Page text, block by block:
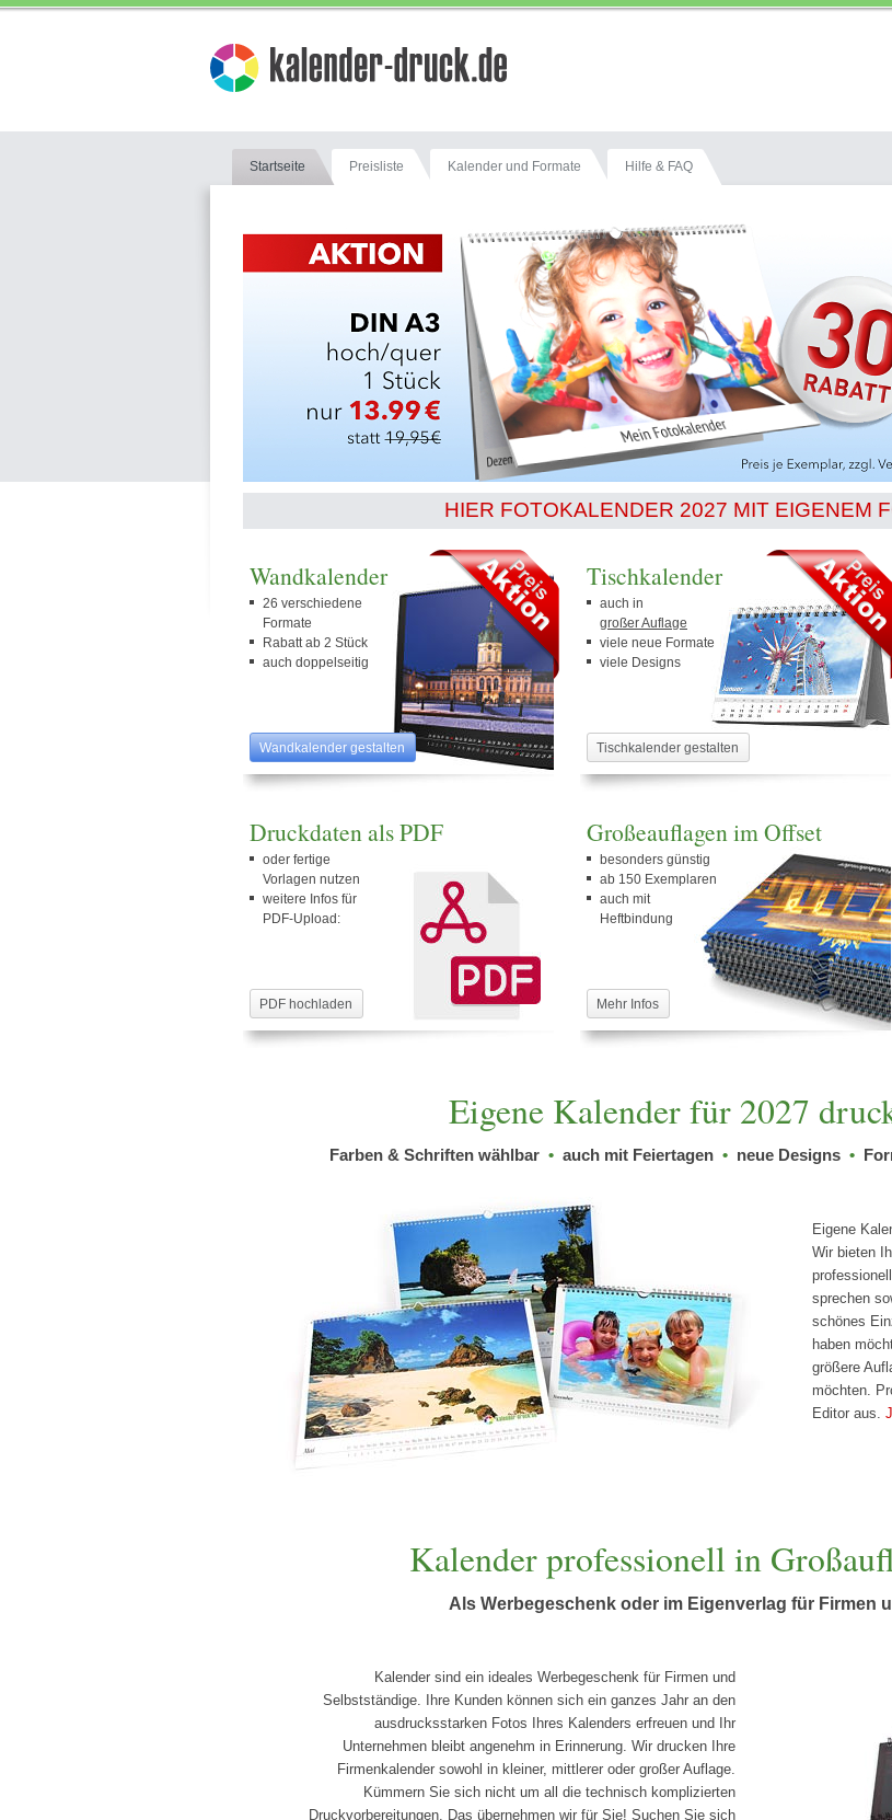
Startseite Preisliste Kalender und Formate Hilfe & FAQ
HIER FOTOKALENDER 2027 MIT EIGENEM
Wandkalender
26 verschiedene
Formate
Rabatt ab 2 Stück
auch doppelseitig
Wandkalender gestalten
Tischkalender
auch in
großer Auflage
viele neue Formate
viele Designs
Tischkalender gestalten
Druckdaten als PDF
oder fertige
Vorlagen nutzen
weitere Infos für
PDF-Upload:
PDF hochladen
Großeauflagen im Offset
besonders günstig
ab 150 Exemplaren
auch mit
Heftbindung
Mehr Infos
Eigene Kalender für 2027
Farben & Schriften wählbar • auch mit Feiertagen • neue Designs •
Eigene
Wir bieten
sprechen
schönes
haben
größere
möchten.
Editor aus.
Kalender professionell in
Als Werbegeschenk oder im Eigenverlag für Firmen
Kalender sind ein ideales Werbegeschenk für Firmen und
Selbstständige. Ihre Kunden können sich ein ganzes Jahr an den
ausdrucksstarken Fotos Ihres Kalenders erfreuen und Ihr
Unternehmen bleibt angenehm in Erinnerung. Wir drucken Ihre
Firmenkalender sowohl in kleiner, mittlerer oder großer Auflage.
Kümmern Sie sich nicht um all die technisch komplizierten
Druckvorbereitungen. Das übernehmen wir für Sie! Suchen Sie sich